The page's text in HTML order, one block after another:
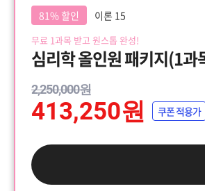
81% 할인 이론 15
무료 1과목 받고 원스톱 완성!
심리학 올인원 패키지(1과
2,250,000원
413,250원 쿠폰 적용가